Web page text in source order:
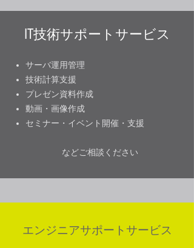
IT技術サポートサービス
サーバ運用管理
​技術計算支援
プレゼン資料作成
​動画・画像作成
​セミナー・イベント開催・支援
​などご相談ください
エンジニアサポートサービス